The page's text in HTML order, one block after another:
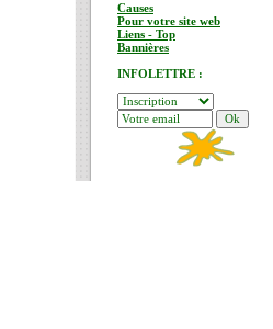
Causes
Pour votre site web
Liens - Top
Bannières
INFOLETTRE :